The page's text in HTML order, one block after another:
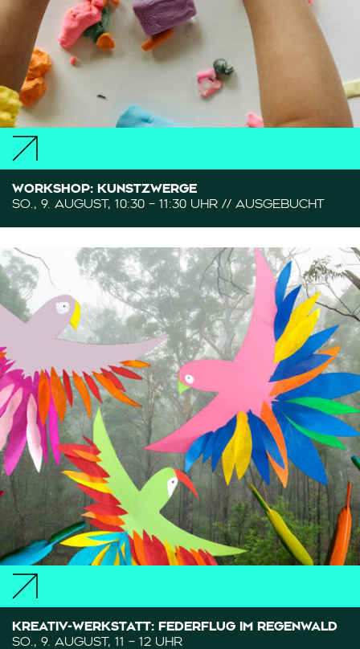
WORKSHOP: KUNSTZWERGE
SO., 9. AUGUST, 10:30 – 11:30 UHR // AUSGEBUCHT
KREATIV-WERKSTATT: FEDERFLUG IM REGENWALD
SO., 9. AUGUST, 11 – 12 UHR